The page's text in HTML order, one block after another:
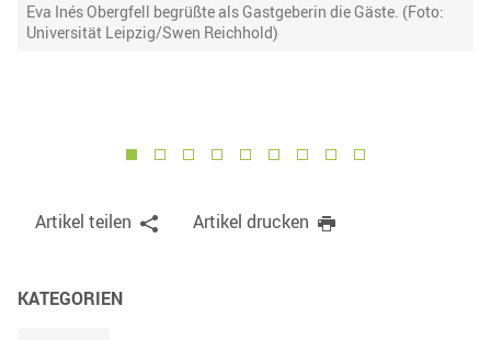
Eva Inés Obergfell begrüßte als Gastgeberin die Gäste. (Foto:
Universität Leipzig/Swen Reichhold)
Artikel teilen Artikel drucken
KATEGORIEN